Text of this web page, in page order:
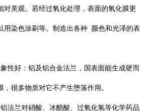
对美观。若经过氧化处理，表面的氧化膜更
用染色涂刷等。制造出各种 颜色和光泽的表
性好：铝及铝合金法兰，国表面能生成硬而
，很多物质对它不产生堕落作用。
法兰对硝酸、冰醋酸、过氧化氢等化学药品